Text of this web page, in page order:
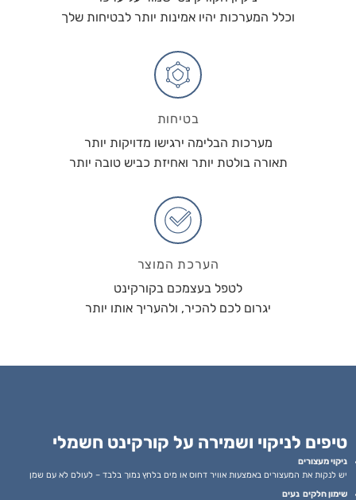
וכלל המערכות יהיו אמינות יותר לבטיחות שלך
בטיחות
מערכות הבלימה ירגישו מדויקות יותר
תאורה בולטת יותר ואחיזת כביש טובה יותר
הערכת המוצר
לטפל בעצמכם בקורקינט
יגרום לכם להכיר, ולהעריך אותו יותר
טיפים לניקוי ושמירה על קורקינט חשמלי
ניקוי מעצורים
יש לנקות את המעצורים באמצעות אוויר דחוס או מים בלחץ נמוך בלבד – לעולם לא עם שמן
שימון חלקים נעים